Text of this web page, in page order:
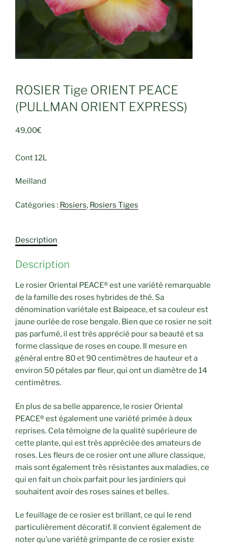
ROSIER Tige ORIENT PEACE
(PULLMAN ORIENT EXPRESS)
49,00€
Cont 12L
Meilland
Catégories : Rosiers, Rosiers Tiges
Description
Description
Le rosier Oriental PEACE® est une variété remarquable
de la famille des roses hybrides de thé. Sa
dénomination variétale est Baipeace, et sa couleur est
jaune ourlée de rose bengale. Bien que ce rosier ne soit
pas parfumé, il est très apprécié pour sa beauté et sa
forme classique de roses en coupe. Il mesure en
général entre 80 et 90 centimètres de hauteur et a
environ 50 pétales par fleur, qui ont un diamètre de 14
centimètres.
En plus de sa belle apparence, le rosier Oriental
PEACE® est également une variété primée à deux
reprises. Cela témoigne de la qualité supérieure de
cette plante, qui est très appréciée des amateurs de
roses. Les fleurs de ce rosier ont une allure classique,
mais sont également très résistantes aux maladies, ce
qui en fait un choix parfait pour les jardiniers qui
souhaitent avoir des roses saines et belles.
Le feuillage de ce rosier est brillant, ce qui le rend
particulièrement décoratif. Il convient également de
noter qu’une variété grimpante de ce rosier existe